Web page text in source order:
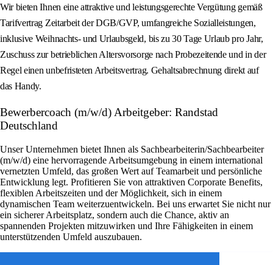
Wir bieten Ihnen eine attraktive und leistungsgerechte Vergütung gemäß
Tarifvertrag Zeitarbeit der DGB/GVP, umfangreiche Sozialleistungen,
inklusive Weihnachts- und Urlaubsgeld, bis zu 30 Tage Urlaub pro Jahr,
Zuschuss zur betrieblichen Altersvorsorge nach Probezeitende und in der
Regel einen unbefristeten Arbeitsvertrag. Gehaltsabrechnung direkt auf
das Handy.
Bewerbercoach (m/w/d) Arbeitgeber: Randstad
Deutschland
Unser Unternehmen bietet Ihnen als Sachbearbeiterin/Sachbearbeiter
(m/w/d) eine hervorragende Arbeitsumgebung in einem international
vernetzten Umfeld, das großen Wert auf Teamarbeit und persönliche
Entwicklung legt. Profitieren Sie von attraktiven Corporate Benefits,
flexiblen Arbeitszeiten und der Möglichkeit, sich in einem
dynamischen Team weiterzuentwickeln. Bei uns erwartet Sie nicht nur
ein sicherer Arbeitsplatz, sondern auch die Chance, aktiv an
spannenden Projekten mitzuwirken und Ihre Fähigkeiten in einem
unterstützenden Umfeld auszubauen.